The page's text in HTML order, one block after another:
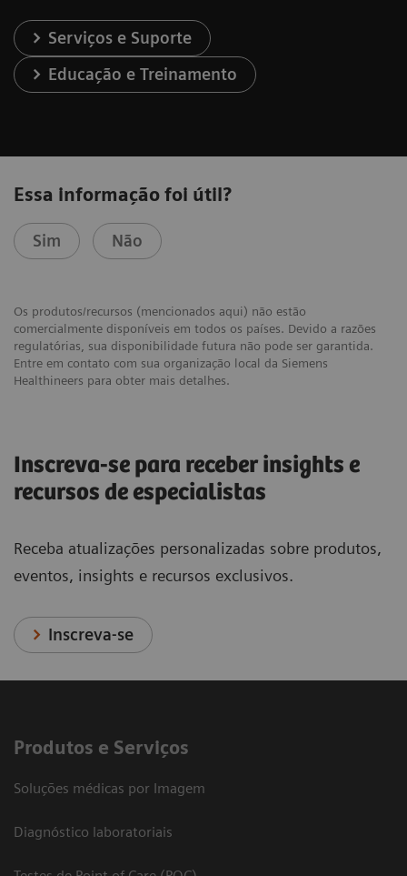
Serviços e Suporte
Educação e Treinamento
Essa informação foi útil?
Sim Não
Os produtos/recursos (mencionados aqui) não estão
comercialmente disponíveis em todos os países. Devido a razões
regulatórias, sua disponibilidade futura não pode ser garantida.
Entre em contato com sua organização local da Siemens
Healthineers para obter mais detalhes.
Inscreva-se para receber insights e
recursos de especialistas
Receba atualizações personalizadas sobre produtos,
eventos, insights e recursos exclusivos.
Inscreva-se
Produtos e Serviços
Soluções médicas por Imagem
Diagnóstico laboratoriais